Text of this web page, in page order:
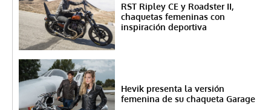
RST Ripley CE y Roadster II,
chaquetas femeninas con
inspiración deportiva
Hevik presenta la versión
femenina de su chaqueta Garage